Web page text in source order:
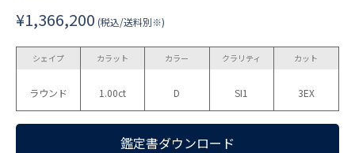
¥1,366,200 (税込/送料別※)
シェイプ
ラウンド
カラット
1.00ct
カラー
D
クラリティ
SI1
カット
3EX
鑑定書ダウンロード